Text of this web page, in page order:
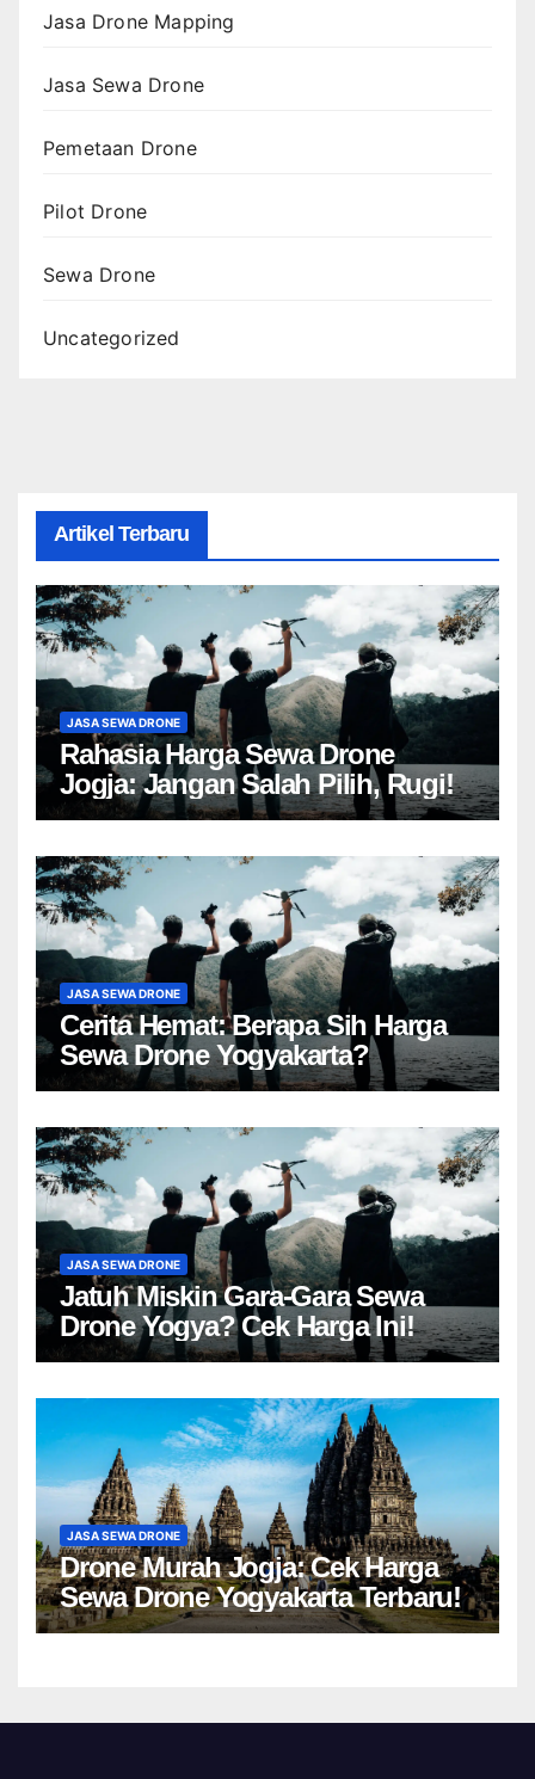
Jasa Drone Mapping
Jasa Sewa Drone
Pemetaan Drone
Pilot Drone
Sewa Drone
Uncategorized
Artikel Terbaru
JASA SEWA DRONE
Rahasia Harga Sewa Drone
Jogja: Jangan Salah Pilih, Rugi!
JASA SEWA DRONE
Cerita Hemat: Berapa Sih Harga
Sewa Drone Yogyakarta?
JASA SEWA DRONE
Jatuh Miskin Gara-Gara Sewa
Drone Yogya? Cek Harga Ini!
JASA SEWA DRONE
Drone Murah Jogja: Cek Harga
Sewa Drone Yogyakarta Terbaru!